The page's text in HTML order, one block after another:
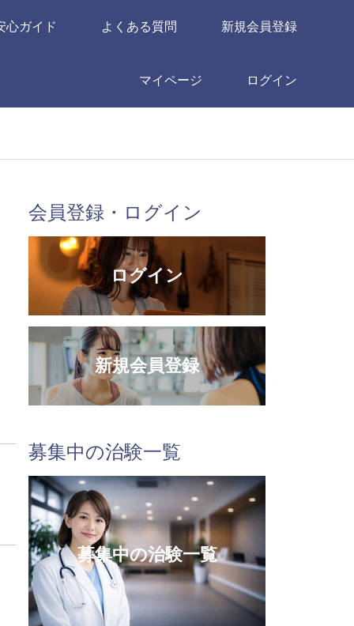
心ガイド よくある質問 新規会員登録
マイページ ログイン
会員登録・ログイン
ログイン
新規会員登録
募集中の治験一覧
募集中の治験一覧